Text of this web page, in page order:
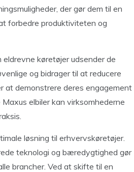
der gør dem til en
forbedre produktiviteten og
køretøjer udsender de
og bidrager til at reducere
at demonstrere deres engagement
elbiler kan virksomhederne
løsning til erhvervskøretøjer.
teknologi og bæredygtighed gør
brancher. Ved at skifte til en